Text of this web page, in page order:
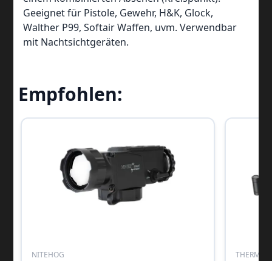
Geeignet für Pistole, Gewehr, H&K, Glock,
Walther P99, Softair Waffen, uvm. Verwendbar
mit Nachtsichtgeräten.
Empfohlen:
NITEHOG